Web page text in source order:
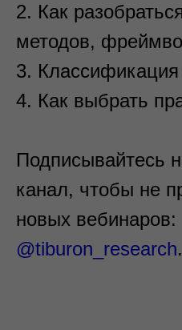
2. Как
методов,
3.
4. Как выбрать
Подписывайтесь
канал, чтобы не
новых вебинаров:
@tiburon_research.